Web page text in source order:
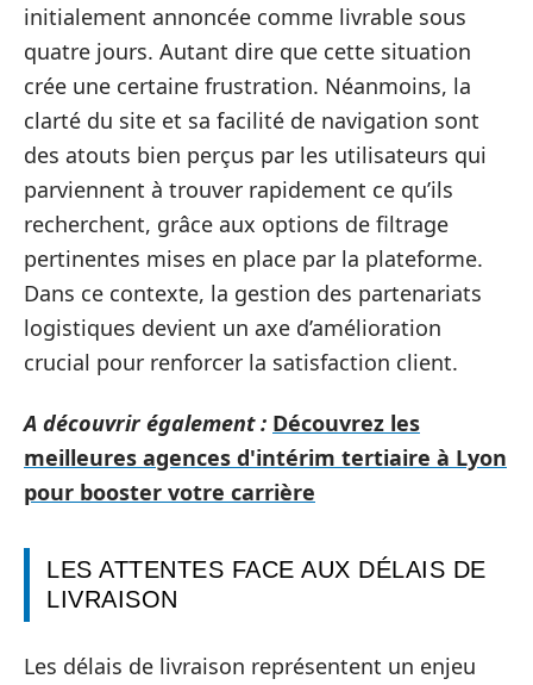
initialement annoncée comme livrable sous
quatre jours. Autant dire que cette situation
crée une certaine frustration. Néanmoins, la
clarté du site et sa facilité de navigation sont
des atouts bien perçus par les utilisateurs qui
parviennent à trouver rapidement ce qu’ils
recherchent, grâce aux options de filtrage
pertinentes mises en place par la plateforme.
Dans ce contexte, la gestion des partenariats
logistiques devient un axe d’amélioration
crucial pour renforcer la satisfaction client.
A découvrir également : Découvrez les
meilleures agences d'intérim tertiaire à Lyon
pour booster votre carrière
LES ATTENTES FACE AUX DÉLAIS DE
LIVRAISON
Les délais de livraison représentent un enjeu